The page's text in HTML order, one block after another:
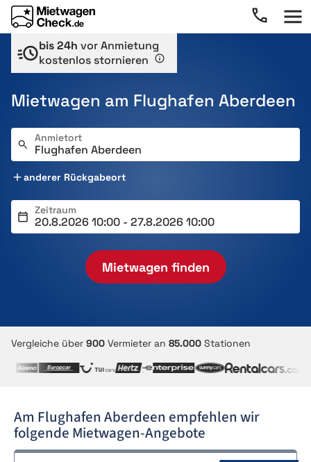
bis 24h vor Anmietung
kostenlos stornieren
Mietwagen am Flughafen Aberdeen
Anmietort
anderer Rückgabeort
Zeitraum
Mietwagen finden
Vergleiche über 900 Vermieter an 85.000 Stationen
Am Flughafen Aberdeen empfehlen wir
folgende Mietwagen-Angebote